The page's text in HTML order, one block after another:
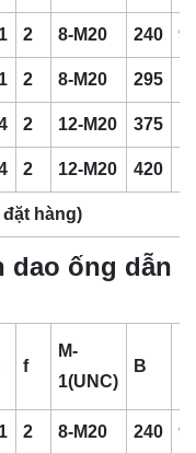
2 8-M20 240
2 8-M20 295
2 12-M20 375
2 12-M20 420
hàng)
dao ống dẫn
f
M-
1(UNC)
B
2 8-M20 240